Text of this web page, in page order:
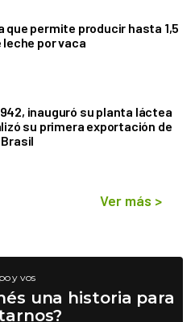
que permite producir hasta 1,5
por vaca
inauguró su planta láctea
su primera exportación de
Ver más >
y vos
una historia para